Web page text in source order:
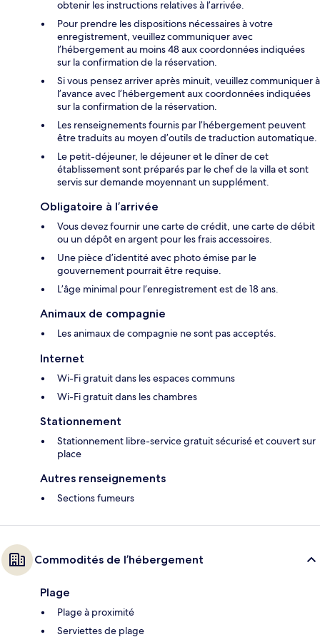
obtenir les instructions relatives à l’arrivée.
Pour prendre les dispositions nécessaires à votre
enregistrement, veuillez communiquer avec
l’hébergement au moins 48 aux coordonnées indiquées
sur la confirmation de la réservation.
Si vous pensez arriver après minuit, veuillez communiquer à
l’avance avec l’hébergement aux coordonnées indiquées
sur la confirmation de la réservation.
Les renseignements fournis par l’hébergement peuvent
être traduits au moyen d’outils de traduction automatique.
Le petit-déjeuner, le déjeuner et le dîner de cet
établissement sont préparés par le chef de la villa et sont
servis sur demande moyennant un supplément.
Obligatoire à l’arrivée
Vous devez fournir une carte de crédit, une carte de débit
ou un dépôt en argent pour les frais accessoires.
Une pièce d’identité avec photo émise par le
gouvernement pourrait être requise.
L’âge minimal pour l’enregistrement est de 18 ans.
Animaux de compagnie
Les animaux de compagnie ne sont pas acceptés.
Internet
Wi-Fi gratuit dans les espaces communs
Wi-Fi gratuit dans les chambres
Stationnement
Stationnement libre-service gratuit sécurisé et couvert sur
place
Autres renseignements
Sections fumeurs
Commodités de l’hébergement
Plage
Plage à proximité
Serviettes de plage